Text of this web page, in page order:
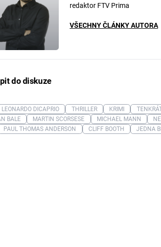
redaktor FTV Prima
VŠECHNY ČLÁNKY AUTORA
do diskuze
LEONARDO DICAPRIO THRILLER KRIMI
BALE
MARTIN SCORSESE MICHAEL MANN
PAUL THOMAS ANDERSON CLIFF BOOTH JEDNA